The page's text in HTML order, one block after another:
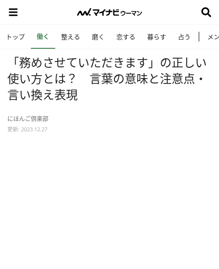
トップ 働く 整える 磨く 恋する 暮らす 占う メ
「務めさせていただきます」の正しい
使い方とは？ 言葉の意味と注意点・
言い換え表現
にほんご倶楽部
更新: 2023.12.27